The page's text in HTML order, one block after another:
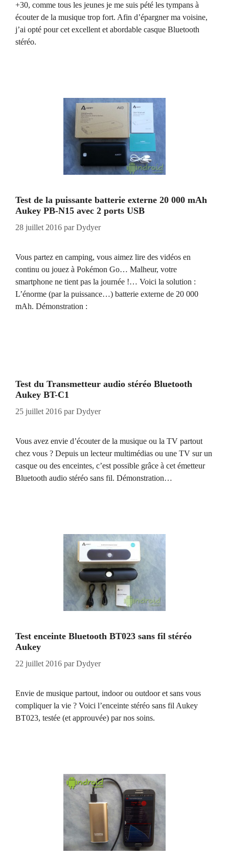
+30, comme tous les jeunes je me suis pété les tympans à
écouter de la musique trop fort. Afin d’épargner ma voisine,
j’ai opté pour cet excellent et abordable casque Bluetooth
stéréo.
Test de la puissante batterie externe 20 000 mAh
Aukey PB-N15 avec 2 ports USB
28 juillet 2016 parDydyer
Vous partez en camping, vous aimez lire des vidéos en
continu ou jouez à Pokémon Go… Malheur, votre
smartphone ne tient pas la journée !… Voici la solution :
L’énorme (par la puissance…) batterie externe de 20 000
mAh. Démonstration :
Test du Transmetteur audio stéréo Bluetooth
Aukey BT-C1
25 juillet 2016 parDydyer
Vous avez envie d’écouter de la musique ou la TV partout
chez vous ? Depuis un lecteur multimédias ou une TV sur un
casque ou des enceintes, c’est possible grâce à cet émetteur
Bluetooth audio stéréo sans fil. Démonstration…
Test enceinte Bluetooth BT023 sans fil stéréo
Aukey
22 juillet 2016 parDydyer
Envie de musique partout, indoor ou outdoor et sans vous
compliquer la vie ? Voici l’enceinte stéréo sans fil Aukey
BT023, testée (et approuvée) par nos soins.